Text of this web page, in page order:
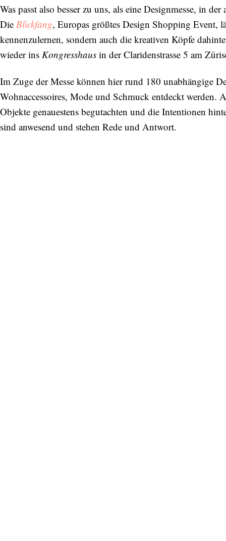
Was passt also besser zu uns, als eine Designmesse, in
Die Blickfang, Europas größtes Design Shopping Event,
kennenzulernen, sondern auch die kreativen Köpfe
wieder ins Kongresshaus in der Claridenstrasse 5 am
Im Zuge der Messe können hier rund 180 unabhängige
Wohnaccessoires, Mode und Schmuck entdeckt werden.
Objekte genauestens begutachten und die Intentionen
sind anwesend und stehen Rede und Antwort.